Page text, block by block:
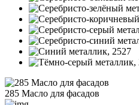
285 Масло для фасадов